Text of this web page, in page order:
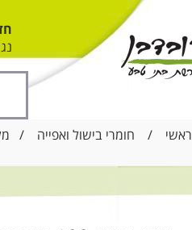
ראשי / חומרי בישול ואפייה /